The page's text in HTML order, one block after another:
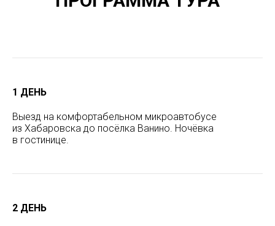
1 ДЕНЬ
Выезд на комфортабельном микроавтобусе
из Хабаровска до посёлка Ванино. Ночёвка
в гостинице.
2 ДЕНЬ